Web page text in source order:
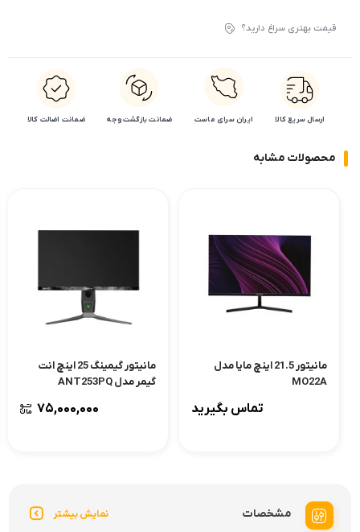
قیمت بهتری سراغ دارید؟
ارسال سریع کالا ایران سرای ماست ضمانت بازگشت وجه ضمانت اضالت کالا
محصولات مشابه
مانیتور 21.5 اینچ مایا مدل
MO22A
تماس بگیرید
مانیتور گیمینگ 25 اینچ انت
گیمر مدل ANT253PQ
۷۵,۰۰۰,۰۰۰
مشخصات نمایش بیشتر